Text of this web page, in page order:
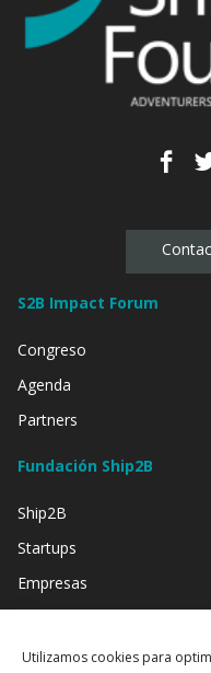
Utilizamos cookies para
S2B Impact Forum
Congreso
Agenda
Partners
Fundación Ship2B
Ship2B
Startups
Empresas
Entidades Sociales